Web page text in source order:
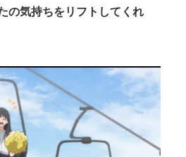
の気持ちをリフトしてくれ